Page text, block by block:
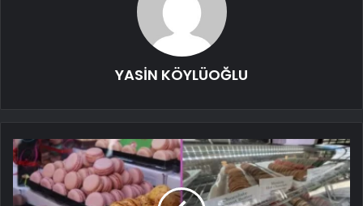
YASİN KÖYLÜOĞLU